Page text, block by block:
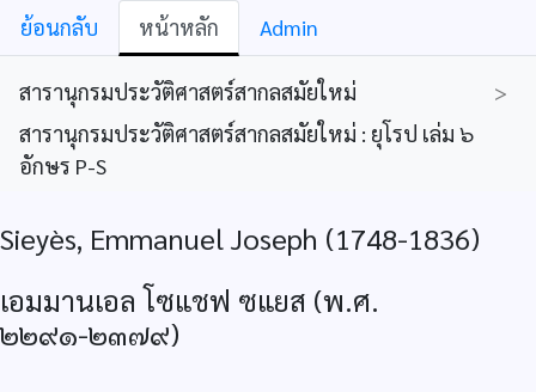
ย้อนกลับ หน้าหลัก Admin
สารานุกรมประวัติศาสตร์สากลสมัยใหม่
>
สารานุกรมประวัติศาสตร์สากลสมัยใหม่ : ยุโรป เล่ม ๖
อักษร P-S
Sieyès, Emmanuel Joseph (1748-1836)
เอมมานเอล โซแชฟ ซแยส (พ.ศ.
๒๒๙๑-๒๓๗๙)